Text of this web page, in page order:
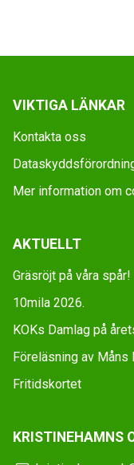
VIKTIGA LÄNKAR
Kontakta oss
Mer information om
AKTUELLT
Gräsröjt på våra spår!
10mila 2026.
KOKs Damlag på
Föreläsning av Måns
Fritidskortet
KRISTINEHAMNS